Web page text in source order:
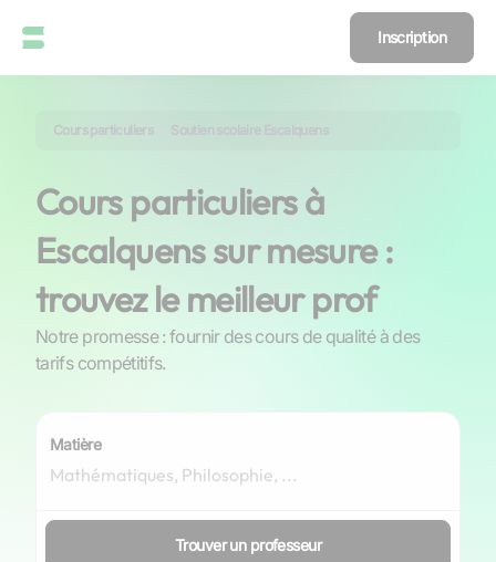
Inscription
Cours particuliers Soutien scolaire Escalquens
Cours particuliers à
Escalquens sur mesure :
trouvez le meilleur prof
Notre promesse : fournir des cours de qualité à des
tarifs compétitifs.
Matière
Trouver un professeur